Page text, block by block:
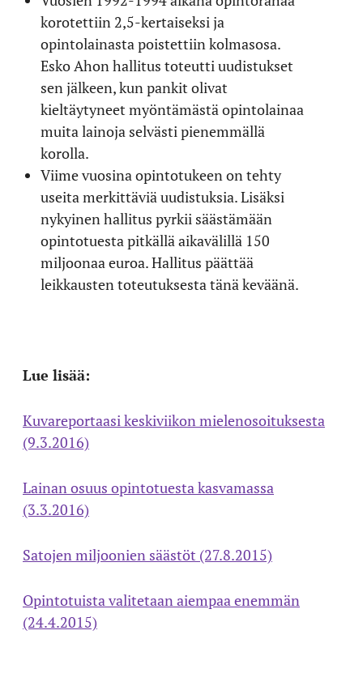
korotettiin 2,5-kertaiseksi ja
opintolainasta poistettiin kolmasosa.
Esko Ahon hallitus toteutti uudistukset
sen jälkeen, kun pankit olivat
kieltäytyneet myöntämästä opintolainaa
muita lainoja selvästi pienemmällä
korolla.
Viime vuosina opintotukeen on tehty
useita merkittäviä uudistuksia. Lisäksi
nykyinen hallitus pyrkii säästämään
opintotuesta pitkällä aikavälillä 150
miljoonaa euroa. Hallitus päättää
leikkausten toteutuksesta tänä keväänä.
Lue lisää:
Kuvareportaasi keskiviikon mielenosoituksesta
(9.3.2016)
Lainan osuus opintotuesta kasvamassa
(3.3.2016)
Satojen miljoonien säästöt (27.8.2015)
Opintotuista valitetaan aiempaa enemmän
(24.4.2015)